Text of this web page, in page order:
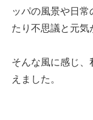
ッパの風景や日
たり不思議と元気
そんな風に感じ、
えました。